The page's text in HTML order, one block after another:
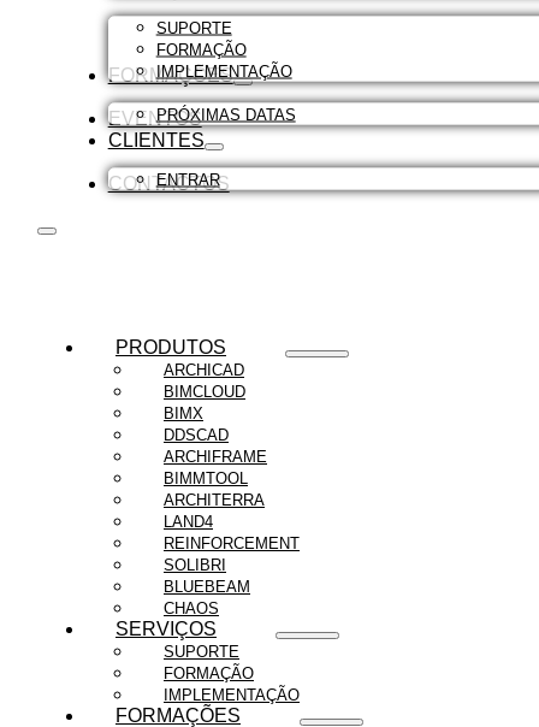
SUPORTE
FORMAÇÃO
IMPLEMENTAÇÃO
FORMAÇÕES
PRÓXIMAS DATAS
EVENTOS
CLIENTES
ENTRAR
CONTACTOS
PRODUTOS
ARCHICAD
BIMCLOUD
BIMX
DDSCAD
ARCHIFRAME
BIMMTOOL
ARCHITERRA
LAND4
REINFORCEMENT
SOLIBRI
BLUEBEAM
CHAOS
SERVIÇOS
SUPORTE
FORMAÇÃO
IMPLEMENTAÇÃO
FORMAÇÕES